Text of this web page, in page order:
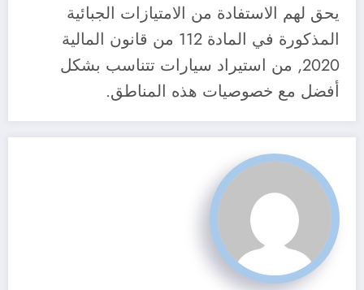
يحق لهم الاستفادة من الامتيازات الجبائية
المذكورة في المادة 112 من قانون المالية
2020, من استيراد سيارات تتناسب بشكل
أفضل مع خصوصيات هذه المناطق.